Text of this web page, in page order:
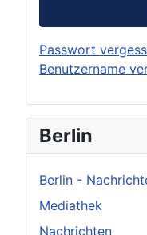
Passwort
Benutzername
Berlin
Berlin -
Mediathek
Nachrichten